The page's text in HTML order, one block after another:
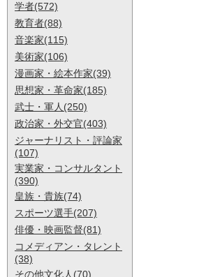
学者(572)
教育者(88)
音楽家(115)
美術家(106)
漫画家・絵本作家(39)
思想家・革命家(185)
武士・軍人(250)
政治家・外交官(403)
ジャーナリスト・評論家
(107)
実業家・コンサルタント
(390)
皇族・貴族(74)
スポーツ選手(207)
俳優・映画監督(81)
コメディアン・タレント
(38)
その他文化人(70)